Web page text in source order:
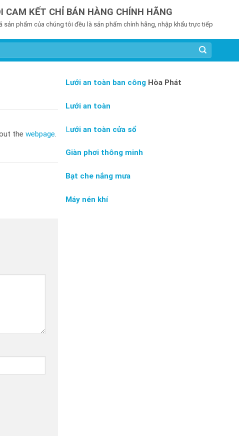
CAM KẾT CHỈ BÁN HÀNG CHÍNH HÃNG
sản phẩm của chúng tôi đều là sản phẩm chính hãng, nhập khẩu trực tiếp
the webpage.
Lưới an toàn ban công Hòa Phát
Lưới an toàn
Lưới an toàn cửa sổ
Giàn phơi thông minh
Bạt che nắng mưa
Máy nén khí